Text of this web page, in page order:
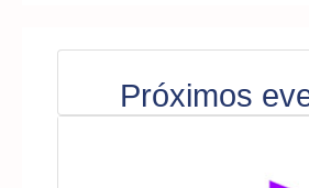
Próximos